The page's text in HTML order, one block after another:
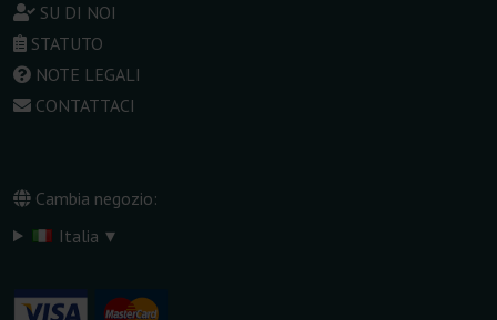
SU DI NOI
STATUTO
NOTE LEGALI
CONTATTACI
Cambia negozio:
Italia ▾